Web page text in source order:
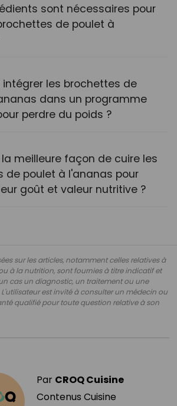
sont nécessaires pour
de poulet à
les brochettes de
dans un programme
perdre du poids ?
meilleure façon de cuire les
de poulet à l'ananas pour
goût et valeur nutritive ?
sur les articles, notamment celles relatives à
à la nutrition, sont fournies à titre indicatif et
cas un diagnostic, un traitement ou une
est invité à consulter un médecin ou
qualifié pour toute question relative à son
Par CROQ Cuisine
Contenus Cuisine